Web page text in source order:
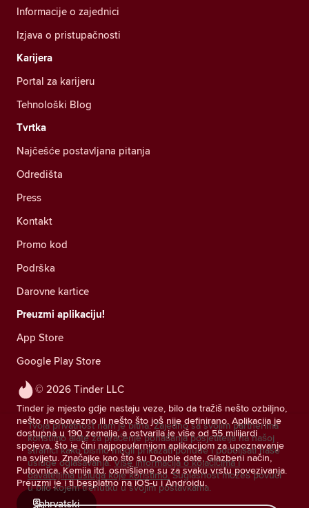
© 2026 Tinder LLC
Tinder je mjesto gdje nastaju veze, bilo da tražiš nešto ozbiljno,
nešto neobavezno ili nešto što još nije definirano. Aplikacija je
dostupna u 190 zemalja, a ostvarila je više od 55 milijardi
spojeva, što je čini najpopularnijom aplikacijom za upoznavanje
na svijetu. Značajke kao što su Double date, Glazbeni način,
Putovnica, Kemija itd. osmišljene su za svaku vrstu povezivanja.
Preuzmi je i ti besplatno na iOS-u i Androidu.
hrvatski
Informacije o zajednici
Izjava o pristupačnosti
Karijera
Portal za karijeru
Tehnološki Blog
Tvrtka
Najčešće postavljana pitanja
Odredišta
Press
Kontakt
Promo kod
Podrška
Darovne kartice
Preuzmi aplikaciju!
App Store
Google Play Store
Tvoja privatnost nam je bitna. Zajedno sa svojim partnerima
koristimo alate za praćenje ponašanja posjetitelja na našoj
stranici kako bismo mogli prikazati ponude i poboljšati naše
usluge oglašavanja. Više informacija o kolačićima i
davateljima usluga koje koristimo. Suglasnost možeš povući
u bilo kojem trenutku u svojim postavkama.